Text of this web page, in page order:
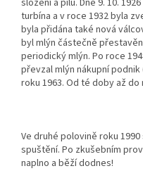
složení a pilu. Dne 9. 10.
turbína a v roce 1932 byla
byla přidána také nová
byl mlýn částečně
periodický mlýn. Po roce
převzal mlýn nákupní
roku 1963. Od té doby až do
Ve druhé polovině roku
spuštění. Po zkušebním
naplno a běží dodnes!